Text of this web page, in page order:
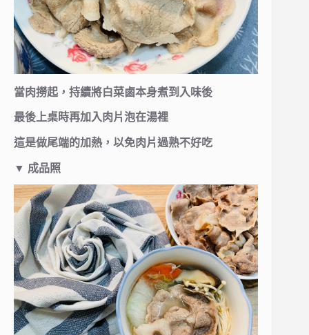
當肉撈起，持續將白菜鹵本身煮到入味後
最後上桌時再加入肉片泡在湯裡
這是做尾端的加熱，以免肉片過熟不好吃
▼ 成品照